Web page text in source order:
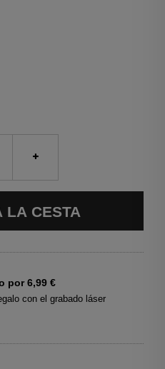
LA CESTA
por 6,99 €
con el grabado láser